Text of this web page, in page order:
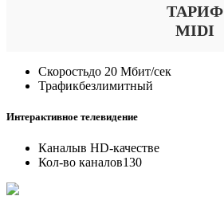
ТАРИФ
MIDI
Скоростьдо 20 Мбит/сек
Трафикбезлимитный
Интерактивное телевидение
Каналыв HD-качестве
Кол-во каналов130